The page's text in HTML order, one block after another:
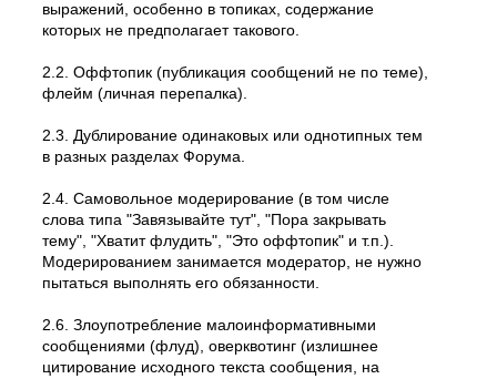
выражений, особенно в топиках, содержание
которых не предполагает такового.
2.2. Оффтопик (публикация сообщений не по теме),
флейм (личная перепалка).
2.3. Дублирование одинаковых или однотипных тем
в разных разделах Форума.
2.4. Самовольное модеpиpование (в том числе
слова типа "Завязывайте тут", "Пора закрывать
тему", "Хватит флудить", "Это оффтопик" и т.п.).
Модерированием занимается модератор, не нужно
пытаться выполнять его обязанности.
2.6. Злоупотребление малоинформативными
сообщениями (флуд), оверквотинг (излишнее
цитирование исходного текста сообщения, на